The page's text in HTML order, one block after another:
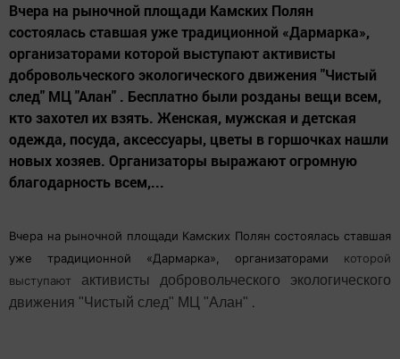
Вчера на рыночной площади Камских Полян
состоялась ставшая уже традиционной «Дармарка»,
организаторами которой выступают активисты
добровольческого экологического движения "Чистый
след" МЦ "Алан" . Бесплатно были розданы вещи всем,
кто захотел их взять. Женская, мужская и детская
одежда, посуда, аксессуары, цветы в горшочках нашли
новых хозяев. Организаторы выражают огромную
благодарность всем,...
Вчера на рыночной площади Камских Полян состоялась ставшая
уже традиционной «Дармарка», организаторами которой
выступают активисты добровольческого экологического
движения "Чистый след" МЦ "Алан" .